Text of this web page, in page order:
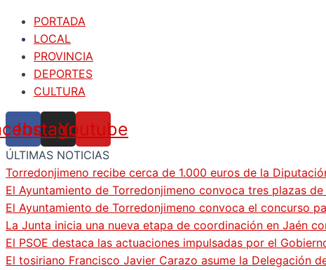
PORTADA
LOCAL
PROVINCIA
DEPORTES
CULTURA
Instagram
Youtube
ÚLTIMAS NOTICIAS
Torredonjimeno recibe cerca de 1.000 euros de la
El Ayuntamiento de Torredonjimeno convoca tres plazas
El Ayuntamiento de Torredonjimeno convoca el concurso
La Junta inicia una nueva etapa de coordinación en Jaén
El PSOE destaca las actuaciones impulsadas por el
El tosiriano Francisco Javier Carazo asume la Delegación